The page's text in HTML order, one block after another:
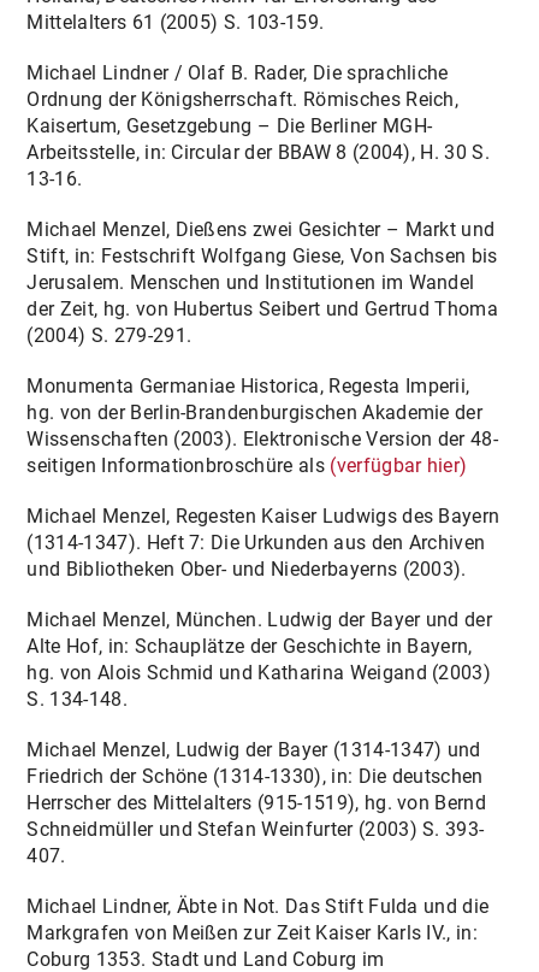
Mittelalters 61 (2005) S. 103-159.
Michael Lindner / Olaf B. Rader, Die sprachliche
Ordnung der Königsherrschaft. Römisches Reich,
Kaisertum, Gesetzgebung – Die Berliner MGH-
Arbeitsstelle, in: Circular der BBAW 8 (2004), H. 30 S.
13-16.
Michael Menzel, Dießens zwei Gesichter – Markt und
Stift, in: Festschrift Wolfgang Giese, Von Sachsen bis
Jerusalem. Menschen und Institutionen im Wandel
der Zeit, hg. von Hubertus Seibert und Gertrud Thoma
(2004) S. 279-291.
Monumenta Germaniae Historica, Regesta Imperii,
hg. von der Berlin-Brandenburgischen Akademie der
Wissenschaften (2003). Elektronische Version der 48-
seitigen Informationbroschüre als (verfügbar hier)
Michael Menzel, Regesten Kaiser Ludwigs des Bayern
(1314-1347). Heft 7: Die Urkunden aus den Archiven
und Bibliotheken Ober- und Niederbayerns (2003).
Michael Menzel, München. Ludwig der Bayer und der
Alte Hof, in: Schauplätze der Geschichte in Bayern,
hg. von Alois Schmid und Katharina Weigand (2003)
S. 134-148.
Michael Menzel, Ludwig der Bayer (1314-1347) und
Friedrich der Schöne (1314-1330), in: Die deutschen
Herrscher des Mittelalters (915-1519), hg. von Bernd
Schneidmüller und Stefan Weinfurter (2003) S. 393-
407.
Michael Lindner, Äbte in Not. Das Stift Fulda und die
Markgrafen von Meißen zur Zeit Kaiser Karls IV., in:
Coburg 1353. Stadt und Land Coburg im